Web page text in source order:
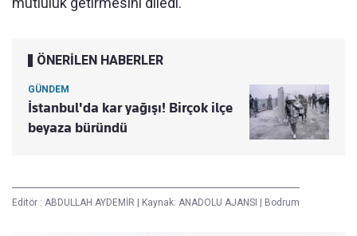
ÖNERİLEN HABERLER
GÜNDEM
İstanbul'da kar yağışı! Birçok ilçe
beyaza büründü
Editör : ABDULLAH AYDEMİR Kaynak: ANADOLU AJANSI Bodrum